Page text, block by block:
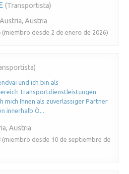
(Transportista)
Austria
(miembro desde 2 de enero de 2026)
und ich bin als
Transportdienstleistungen
mich Ihnen als zuverlässiger Partner
innerhalb Ö...
Austria
(miembro desde 10 de septiembre de